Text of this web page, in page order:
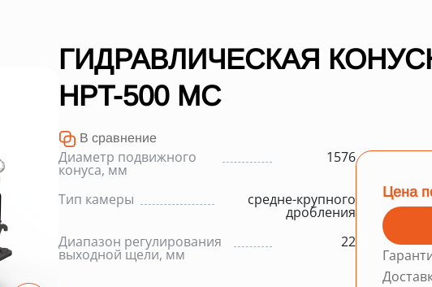
ГИДРАВЛИЧЕСКАЯ
HPT-500 MC
В сравнение
Диаметр подвижного
конуса, мм
1576
Тип камеры средне-крупного
дробления
Диапазон регулирования
выходной щели, мм
22
Цена